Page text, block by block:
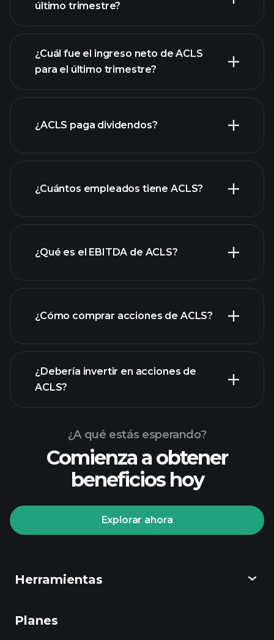
las ganancias de
ACLS
último trimestre?
financieros de ACLS
¿Cuál fue el ingreso neto de ACLS
para el último trimestre?
¿ACLS paga dividendos?
acciones de alto dividendo
¿Cuántos empleados tiene ACLS?
¿Qué es el EBITDA de ACLS?
informes financieros
¿Cómo comprar acciones de ACLS?
Playtrade
recomendado
¿Debería invertir en acciones de
ACLS?
listas de seguimiento seleccionadas por
¿A qué estás esperando?
Comienza a obtener
beneficios hoy
Explorar ahora
Herramientas
Descubrir
Planes